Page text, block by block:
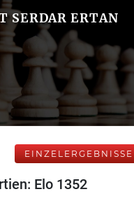
SERDAR ERTAN
EINZELERGEBNISSE
Elo 1352